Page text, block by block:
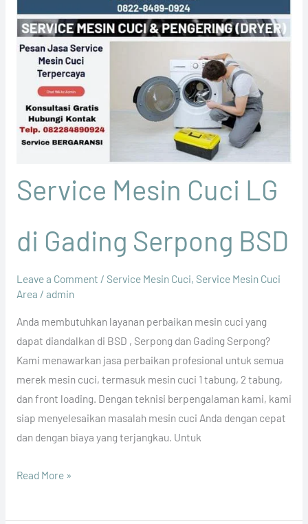
Service Mesin Cuci LG
di Gading Serpong BSD
Leave a Comment / Service Mesin Cuci, Service Mesin Cuci
Area / admin
Anda membutuhkan layanan perbaikan mesin cuci yang
dapat diandalkan di BSD , Serpong dan Gading Serpong?
Kami menawarkan jasa perbaikan profesional untuk semua
merek mesin cuci, termasuk mesin cuci 1 tabung, 2 tabung,
dan front loading. Dengan teknisi berpengalaman kami, kami
siap menyelesaikan masalah mesin cuci Anda dengan cepat
dan dengan biaya yang terjangkau. Untuk
Read More »